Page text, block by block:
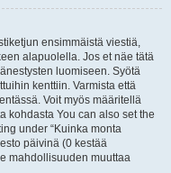
ensimmäistä viestiä,
alapuolella. Jos et näe tätä
luomiseen. Syötä
kenttiin. Varmista että
Voit myös määritellä
kohdasta You can also set the
under “Kuinka monta
päivinä (0 kestää
mahdollisuuden muuttaa